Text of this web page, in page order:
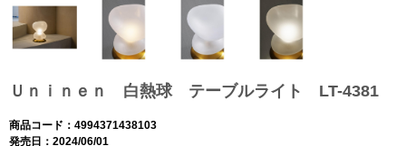
Ｕｎｉｎｅｎ 白熱球 テーブルライト LT-4381
商品コード：4994371438103
発売日：2024/06/01